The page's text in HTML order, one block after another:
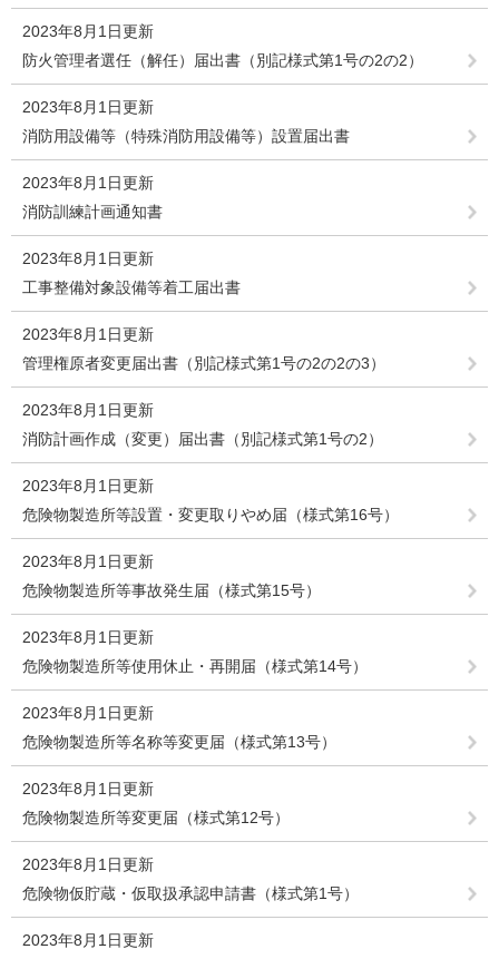
2023年8月1日更新
防火管理者選任（解任）届出書（別記様式第1号の2の2）
2023年8月1日更新
消防用設備等（特殊消防用設備等）設置届出書
2023年8月1日更新
消防訓練計画通知書
2023年8月1日更新
工事整備対象設備等着工届出書
2023年8月1日更新
管理権原者変更届出書（別記様式第1号の2の2の3）
2023年8月1日更新
消防計画作成（変更）届出書（別記様式第1号の2）
2023年8月1日更新
危険物製造所等設置・変更取りやめ届（様式第16号）
2023年8月1日更新
危険物製造所等事故発生届（様式第15号）
2023年8月1日更新
危険物製造所等使用休止・再開届（様式第14号）
2023年8月1日更新
危険物製造所等名称等変更届（様式第13号）
2023年8月1日更新
危険物製造所等変更届（様式第12号）
2023年8月1日更新
危険物仮貯蔵・仮取扱承認申請書（様式第1号）
2023年8月1日更新